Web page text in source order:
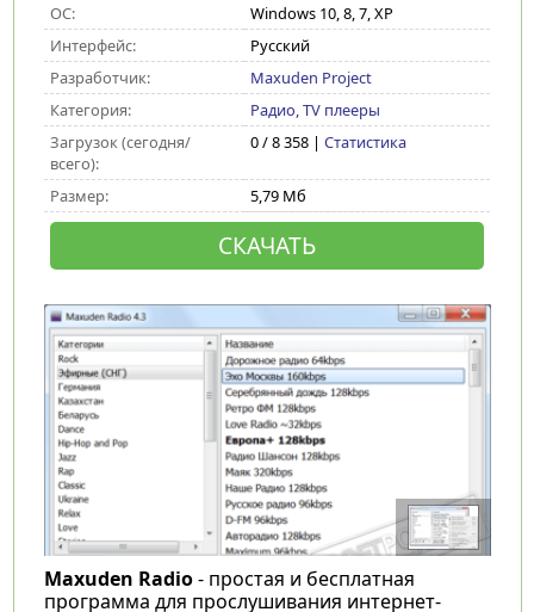
ОС:
Windows 10, 8, 7, XP
Интерфейс:
Русский
Разработчик:
Maxuden Project
Категория:
Радио, TV плееры
Загрузок (сегодня/
всего):
0 / 8 358 | Статистика
Размер: 5,79 Мб
СКАЧАТЬ
Maxuden Radio- простая и бесплатная
программа для прослушивания интернет-